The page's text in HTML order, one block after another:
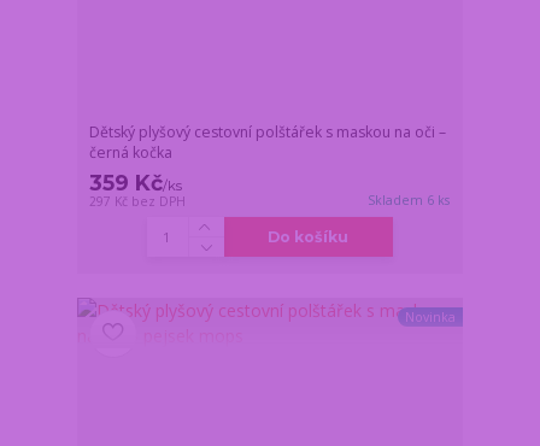
Dětský plyšový cestovní polštářek s maskou na oči –
černá kočka
359 Kč/ks
297 Kč bez DPH Skladem 6 ks
Do košíku
Novinka